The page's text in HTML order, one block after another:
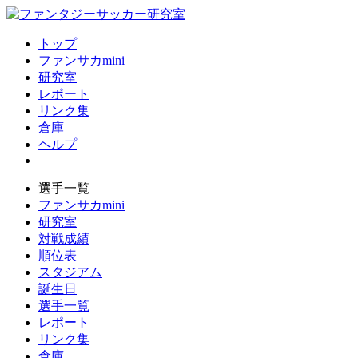
トップ
ファンサカmini
研究室
レポート
リンク集
倉庫
ヘルプ
選手一覧
ファンサカmini
研究室
対戦成績
順位表
スタジアム
誕生日
選手一覧
レポート
リンク集